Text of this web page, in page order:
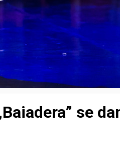
se